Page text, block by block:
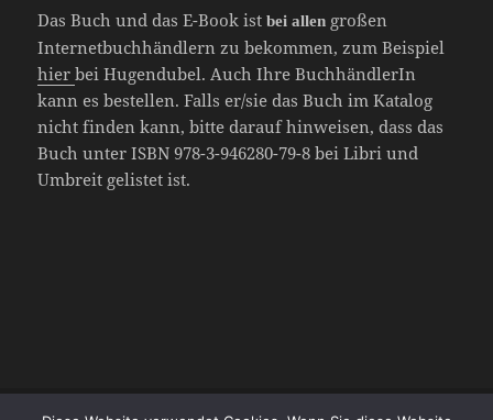
Das Buch und das E-Book istbei allen großen
Internetbuchhändlern zu bekommen, zum Beispiel
hierbei Hugendubel. Auch Ihre BuchhändlerIn
kann es bestellen. Falls er/sie das Buch im Katalog
nicht finden kann, bitte darauf hinweisen, dass das
Buch unter ISBN 978-3-946280-79-8 bei Libri und
Umbreit gelistet ist.
Veröffentlicht Autor Kategorien Schlagwörter